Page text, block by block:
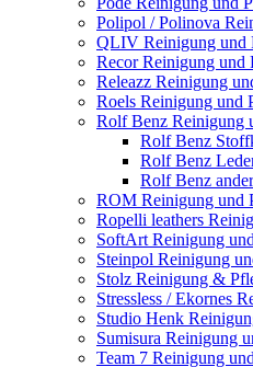
Polipol / Polinova
QLIV Reinigung und
Recor Reinigung und
Releazz Reinigung
Roels Reinigung und
Rolf Benz Reinigung
Rolf Benz
Rolf Benz
Rolf Benz
ROM Reinigung und
Ropelli leathers
SoftArt Reinigung
Steinpol Reinigung
Stolz Reinigung &
Stressless / Ekornes
Studio Henk
Sumisura Reinigung
Team 7 Reinigung